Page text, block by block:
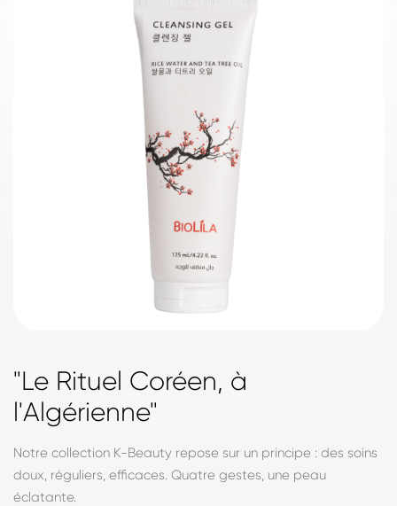
"Le Rituel Coréen, à
l'Algérienne"
Notre collection K-Beauty repose sur un principe : des soins
doux, réguliers, efficaces. Quatre gestes, une peau
éclatante.